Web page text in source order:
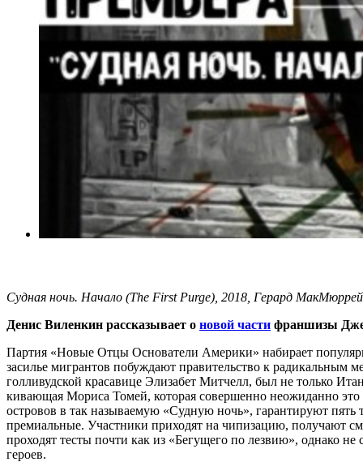
Судная ночь. Начало (The First Purge), 2018, Герард МакМюррей
Денис Виленкин рассказывает о новой части франшизы
Партия «Новые Отцы Основатели Америки» набирает
засилье мигрантов побуждают правительство к
голливудской красавице Элизабет Митчелл, был не только
кивающая Мориса Томей, которая совершенно неожиданно
островов в так называемую «Судную ночь», гарантируют пять
премиальные. Участники приходят на чипизацию, получают
проходят тесты почти как из «Бегущего по лезвию», однако
героев.